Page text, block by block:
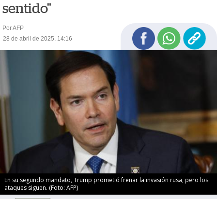
sentido"
Por AFP
28 de abril de 2025, 14:16
En su segundo mandato, Trump prometió frenar la invasión rusa, pero los
ataques siguen. (Foto: AFP)